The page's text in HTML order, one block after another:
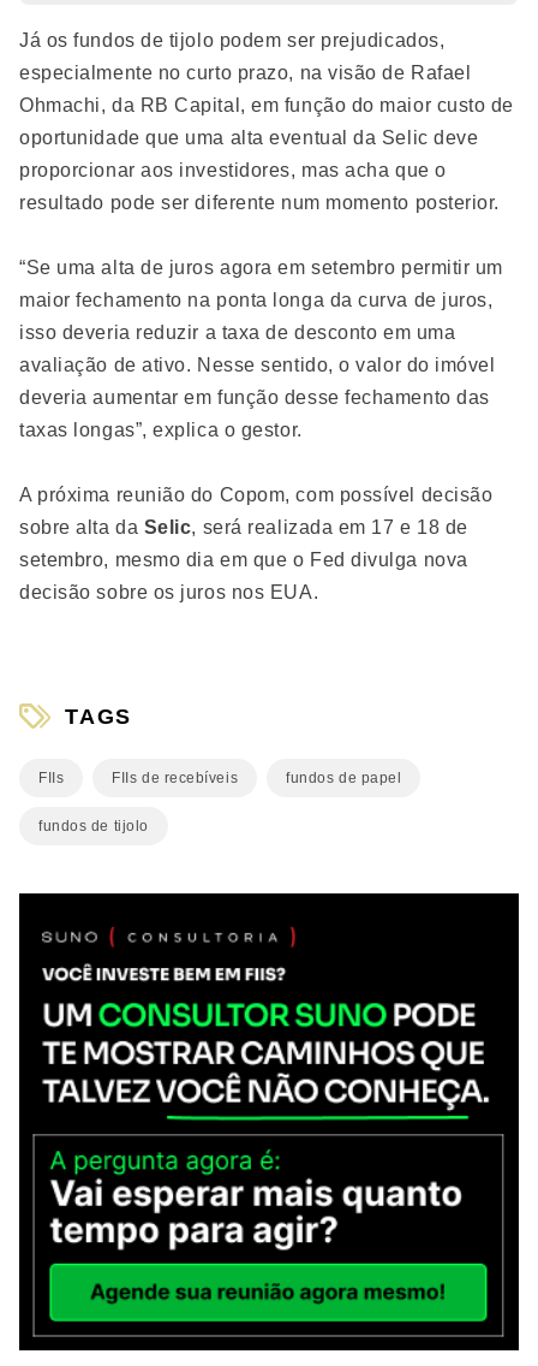
Já os fundos de tijolo podem ser prejudicados,
especialmente no curto prazo, na visão de Rafael
Ohmachi, da RB Capital, em função do maior custo de
oportunidade que uma alta eventual da Selic deve
proporcionar aos investidores, mas acha que o
resultado pode ser diferente num momento posterior.
“Se uma alta de juros agora em setembro permitir um
maior fechamento na ponta longa da curva de juros,
isso deveria reduzir a taxa de desconto em uma
avaliação de ativo. Nesse sentido, o valor do imóvel
deveria aumentar em função desse fechamento das
taxas longas”, explica o gestor.
A próxima reunião do Copom, com possível decisão
sobre alta da Selic, será realizada em 17 e 18 de
setembro, mesmo dia em que o Fed divulga nova
decisão sobre os juros nos EUA.
TAGS
FIIs FIIs de recebíveis fundos de papel
fundos de tijolo